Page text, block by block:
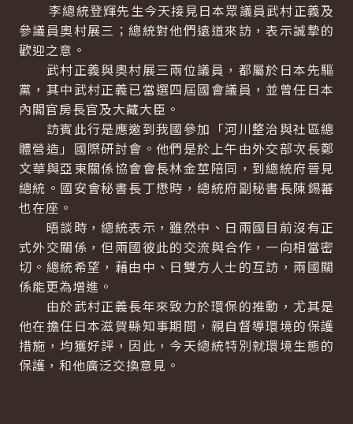
李總統登輝先生今天接見日本眾議員武村正義及
參議員奧村展三；總統對他們遠道來訪，表示誠摯的
歡迎之意。
武村正義與奧村展三兩位議員，都屬於日本先驅
黨，其中武村正義已當選四屆國會議員，並曾任日本
內閣官房長官及大藏大臣。
訪賓此行是應邀到我國參加「河川整治與社區總
體營造」國際研討會。他們是於上午由外交部次長鄭
文華與亞東關係協會會長林金莖陪同，到總統府晉見
總統。國安會秘書長丁懋時，總統府副秘書長陳錫蕃
也在座。
晤談時，總統表示，雖然中、日兩國目前沒有正
式外交關係，但兩國彼此的交流與合作，一向相當密
切。總統希望，藉由中、日雙方人士的互訪，兩國關
係能更為增進。
由於武村正義長年來致力於環保的推動，尤其是
他在擔任日本滋賀縣知事期間，親自督導環境的保護
措施，均獲好評，因此，今天總統特別就環境生態的
保護，和他廣泛交換意見。